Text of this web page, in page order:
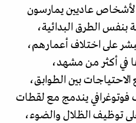
لأشخاص عاديين يمارسون
بنفس الطرق البدائية،
على اختلاف أعمارهم،
في أكثر من مشهد،
بين الطوابق،
فوتوغرافي يندمج مع لقطات
توظيف الظلال والضوء،